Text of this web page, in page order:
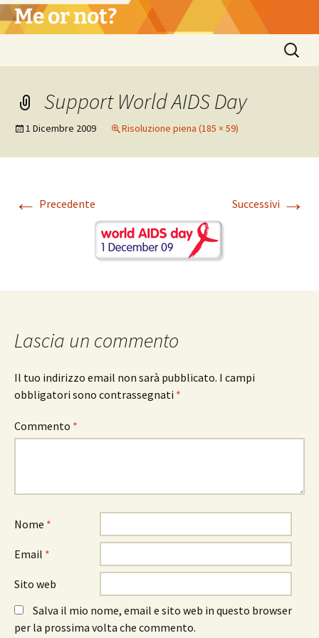
Vai
al Me or not?
Ricerca
per:
Support World AIDS Day
1 Dicembre 2009 Risoluzione piena (185 × 59)
← Precedente Successivi →
Lascia un commento
Il tuo indirizzo email non sarà pubblicato. I campi
obbligatori sono contrassegnati *
Commento *
Nome *
Email *
Sito web
Salva il mio nome, email e sito web in questo browser
per la prossima volta che commento.